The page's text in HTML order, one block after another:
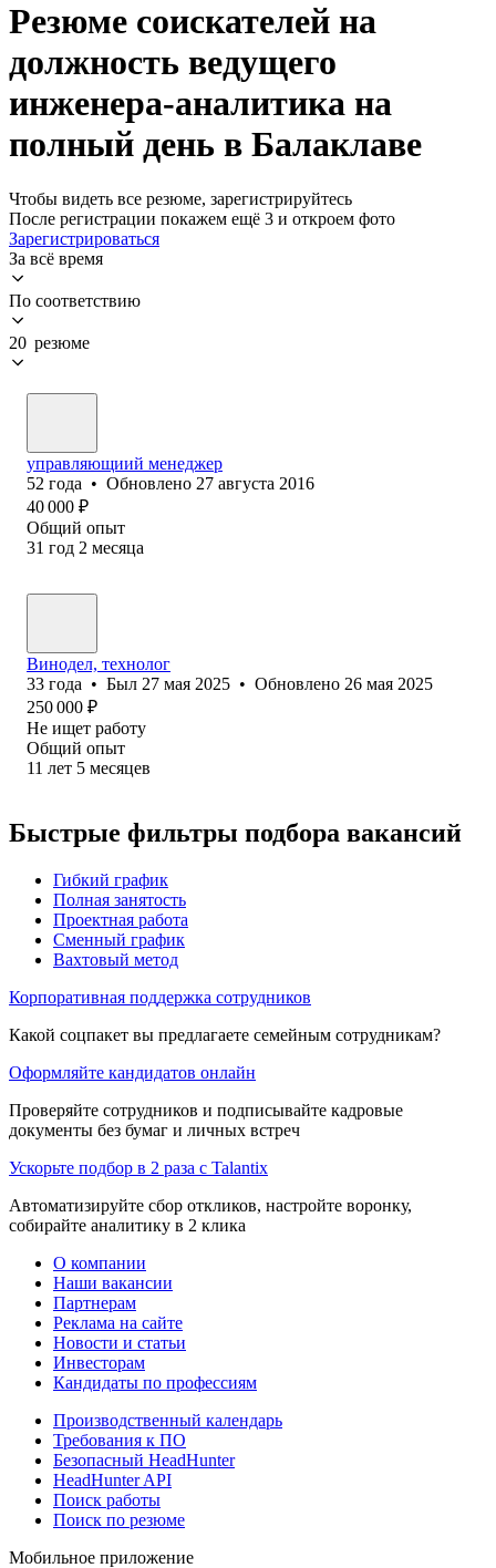
Резюме соискателей на
должность ведущего
инженера-аналитика на
полный день в Балаклаве
Чтобы видеть все резюме, зарегистрируйтесь
После регистрации покажем ещё 3 и откроем фото
Зарегистрироваться
За всё время
По соответствию
20 резюме
управляющиий менеджер
52 года • Обновлено 27 августа 2016
40 000 ₽
Общий опыт
31 год 2 месяца
Винодел, технолог
33 года • Был 27 мая 2025 • Обновлено 26 мая 2025
250 000 ₽
Не ищет работу
Общий опыт
11 лет 5 месяцев
Быстрые фильтры подбора вакансий
Гибкий график
Полная занятость
Проектная работа
Сменный график
Вахтовый метод
Корпоративная поддержка сотрудников
Какой соцпакет вы предлагаете семейным сотрудникам?
Оформляйте кандидатов онлайн
Проверяйте сотрудников и подписывайте кадровые
документы без бумаг и личных встреч
Ускорьте подбор в 2 раза с Talantix
Автоматизируйте сбор откликов, настройте воронку,
собирайте аналитику в 2 клика
О компании
Наши вакансии
Партнерам
Реклама на сайте
Новости и статьи
Инвесторам
Кандидаты по профессиям
Производственный календарь
Требования к ПО
Безопасный HeadHunter
HeadHunter API
Поиск работы
Поиск по резюме
Мобильное приложение